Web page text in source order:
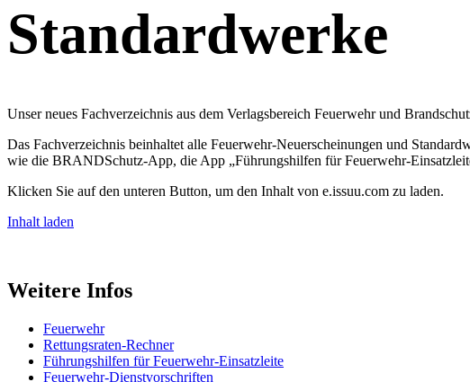
Standardwerke
Unser neues Fachverzeichnis aus dem Verlagsbereich Feuerwehr und
Das Fachverzeichnis beinhaltet alle Feuerwehr-Neuerscheinungen und
wie die BRANDSchutz-App, die App „Führungshilfen für Feuerwehr-
Klicken Sie auf den unteren Button, um den Inhalt von e.issuu.com zu laden.
Inhalt laden
Weitere Infos
Feuerwehr
Rettungsraten-Rechner
Führungshilfen für Feuerwehr-Einsatzleite
Feuerwehr-Dienstvorschriften